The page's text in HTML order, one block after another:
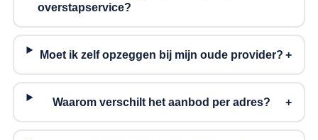
overstapservice?
Moet ik zelf opzeggen bij mijn oude provider?
Waarom verschilt het aanbod per adres?